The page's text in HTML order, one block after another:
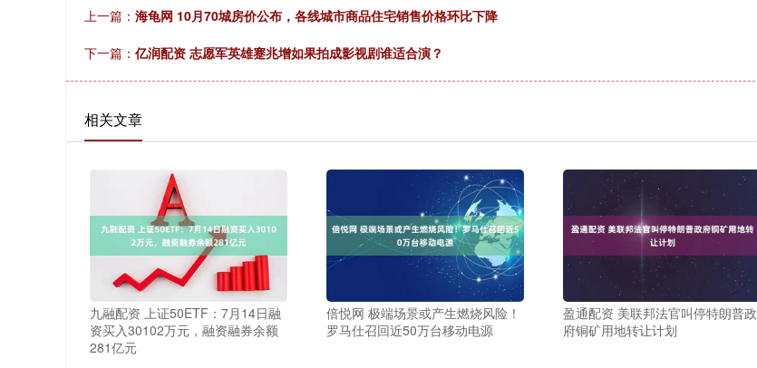
上一篇： 海龟网 10月70城房价公布，各线城市商品住宅销售价格环比下降
下一篇： 亿润配资 志愿军英雄蹇兆增如果拍成影视剧谁适合演？
相关文章
九融配资 上证50ETF：7月14日融
资买入30102万元，融资融券余额
281亿元
倍悦网 极端场景或产生燃烧风险！
罗马仕召回近50万台移动电源
盈通配资 美联邦法官叫停特朗普政
府铜矿用地转让计划